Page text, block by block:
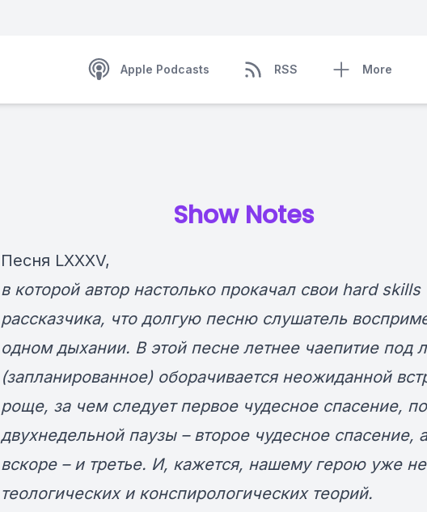
Apple Podcasts RSS More
Show Notes
Песня LXXXV,
в которой автор настолько прокачал свои hard skills
рассказчика, что долгую песню слушатель
одном дыхании. В этой песне летнее чаепитие под
(запланированное) оборачивается неожиданной
роще, за чем следует первое чудесное спасение,
двухнедельной паузы – второе чудесное спасение, а
вскоре – и третье. И, кажется, нашему герою уже
теологических и конспирологических теорий.